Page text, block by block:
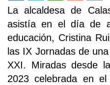
La alcaldesa de
asistía en el día de
educación, Cristina
las IX Jornadas de
XXI. Miradas desde
2023 celebrada en